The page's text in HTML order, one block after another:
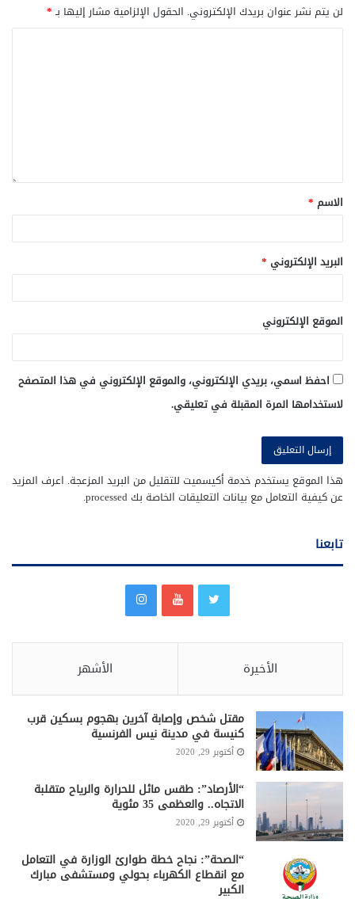
لن يتم نشر عنوان بريدك الإلكتروني. الحقول الإلزامية مشار إليها بـ*
الاسم *
البريد الإلكتروني *
الموقع الإلكتروني
احفظ اسمي، بريدي الإلكتروني، والموقع الإلكتروني في هذا المتصفح
لاستخدامها المرة المقبلة في تعليقي.
هذا الموقع يستخدم خدمة أكيسميت للتقليل من البريد المزعجة. اعرف المزيد
عن كيفية التعامل مع بيانات التعليقات الخاصة بك processed
.
تابعنا
الأخيرة الأشهر
مقتل شخص وإصابة آخرين بهجوم بسكين قرب
كنيسة في مدينة نيس الفرنسية
أكتوبر 29, 2020
“الأرصاد”: طقس مائل للحرارة والرياح متقلبة
الاتجاه.. والعظمى 35 مئوية
أكتوبر 29, 2020
“الصحة”: نجاح خطة طوارئ الوزارة في التعامل
مع انقطاع الكهرباء بحولي ومستشفى مبارك
الكبير